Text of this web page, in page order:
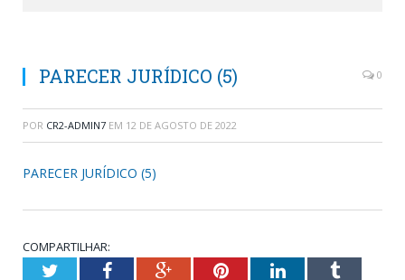
PARECER JURÍDICO (5) 0
POR CR2-ADMIN7 EM 12 DE AGOSTO DE 2022
PARECER JURÍDICO (5)
COMPARTILHAR:
TwitterFacebookGoogle+PinterestLinkedInTumblr